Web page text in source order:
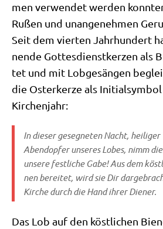
men ver­wen­det wer­den
Rußen und unan­ge­neh­men
Seit dem vier­ten Jahr­hun­dert
nen­de Got­tes­dienst­ker­zen als
tet und mit Lob­ge­sän­gen
die Oster­ker­ze als
Kirchenjahr:
In die­ser geseg­ne­ten Nacht, hei­li­ger
Abend­op­fer unse­res Lobes, nimm
unse­re fest­li­che Gabe! Aus dem
nen berei­tet, wird sie Dir
Kir­che durch die Hand ihrer Diener.
Das Lob auf den köst­li­chen